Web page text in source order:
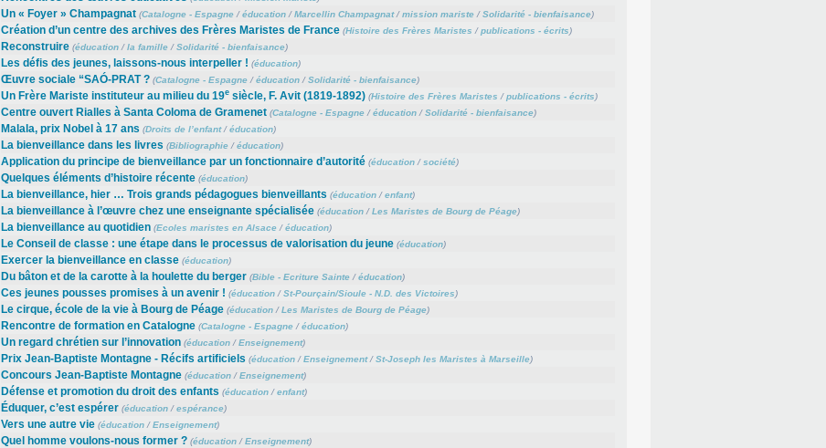
Un « Foyer » Champagnat (Catalogne - Espagne/éducation/Marcellin Champagnat/mission mariste/Solidarité - bienfaisance)
Création d’un centre des archives des Frères Maristes de France (Histoire des Frères Maristes /publications - écrits)
Reconstruire (éducation/la famille/Solidarité - bienfaisance)
Les défis des jeunes, laissons-nous interpeller ! (éducation)
Œuvre sociale “SAÓ-PRAT ? (Catalogne - Espagne/éducation/Solidarité - bienfaisance)
Un Frère Mariste instituteur au milieu du 19esiècle, F. Avit (1819-1892) (Histoire des Frères Maristes /publications - écrits)
Centre ouvert Rialles à Santa Coloma de Gramenet (Catalogne - Espagne/éducation/Solidarité - bienfaisance)
Malala, prix Nobel à 17 ans (Droits de l’enfant/éducation)
La bienveillance dans les livres (Bibliographie/éducation)
Application du principe de bienveillance par un fonctionnaire d’autorité (éducation/société)
Quelques éléments d’histoire récente (éducation)
La bienveillance, hier … Trois grands pédagogues bienveillants (éducation/enfant)
La bienveillance à l’œuvre chez une enseignante spécialisée (éducation/Les Maristes de Bourg de Péage)
La bienveillance au quotidien (Ecoles maristes en Alsace/éducation)
Le Conseil de classe : une étape dans le processus de valorisation du jeune (éducation)
Exercer la bienveillance en classe (éducation)
Du bâton et de la carotte à la houlette du berger (Bible - Ecriture Sainte/éducation)
Ces jeunes pousses promises à un avenir ! (éducation/St-Pourçain/Sioule - N.D. des Victoires)
Le cirque, école de la vie à Bourg de Péage (éducation/Les Maristes de Bourg de Péage)
Rencontre de formation en Catalogne (Catalogne - Espagne/éducation)
Un regard chrétien sur l’innovation (éducation/Enseignement)
Prix Jean-Baptiste Montagne - Récifs artificiels (éducation/Enseignement/St-Joseph les Maristes à Marseille)
Concours Jean-Baptiste Montagne (éducation/Enseignement)
Défense et promotion du droit des enfants (éducation/enfant)
Éduquer, c’est espérer (éducation/espérance)
Vers une autre vie (éducation/Enseignement)
Quel homme voulons-nous former ? (éducation/Enseignement)